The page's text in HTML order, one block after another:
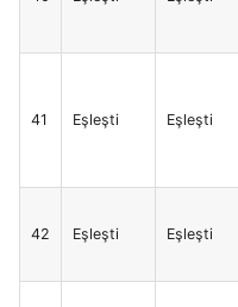
41 Eşleşti Eşleşti
42 Eşleşti Eşleşti